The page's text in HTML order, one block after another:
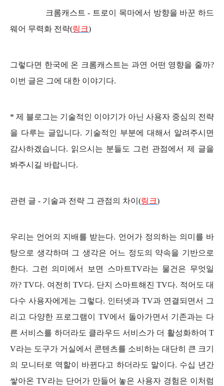
크롬캐스트 - 트로이 목마에서 방향을 바꾼 하드
웨어 무력화 전략(링크)
그렇다면 한국에 온 크롬캐스트는 과연 어떤 영향을 줄까?
이번 글은 그에 대한 이야기다.
* 제 블로그는 기술적인 이야기가 아닌 사용자 중심의 전략
을 다루는 글입니다. 기술적인 부분에 대해서 알려주시면
감사하겠습니다. 읽으시는 분들도 그런 관점에서 제 글을
봐주시길 바랍니다.
관련 글 - 기술과 전략 그 관점의 차이(링크)
우리는 언어의 지배를 받는다. 언어가 정의하는 의미를 바
탕으로 생각하며 그 생각은 어느 정도의 약속을 기반으로
한다. 그런 의미에서 보면 스마트TV라는 물건은 무엇일
까? TV다. 여전히 TV다. 단지 스마트해진 TV다. 적어도 대
다수 사용자에게는 그렇다. 인터넷과 TV과 연결되면서 그
리고 다양한 프로그램이 TV에서 돌아가면서 기존과는 다
른 서비스를 하더라도 클라우드 서비스가 더 활성화하여 T
V라는 도구가 거실에서 콘텐츠를 소비하는 대단히 큰 크기
의 모니터로 역할이 바뀐다고 하더라도 말이다. 수십 년간
쌓아온 TV라는 단어가 만들어 놓은 사용자 경험은 이처럼